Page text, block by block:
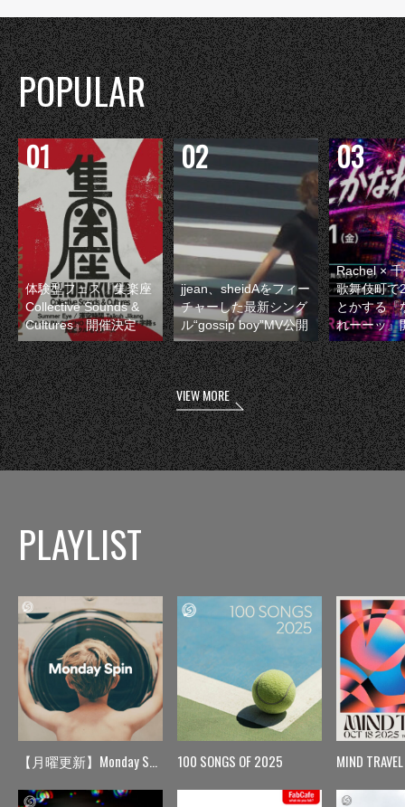
POPULAR
体験型フェス『集楽座
Collective Sounds &
Cultures』開催決定
jjean、sheidAをフィー
チャーした最新シング
ル“gossip boy”MV公開
Rachel ×
歌舞伎町で
とかする『
れーーッ』
VIEW MORE
PLAYLIST
【月曜更新】Monday Spin 100 SONGS OF 2025 MIND TRAVEL